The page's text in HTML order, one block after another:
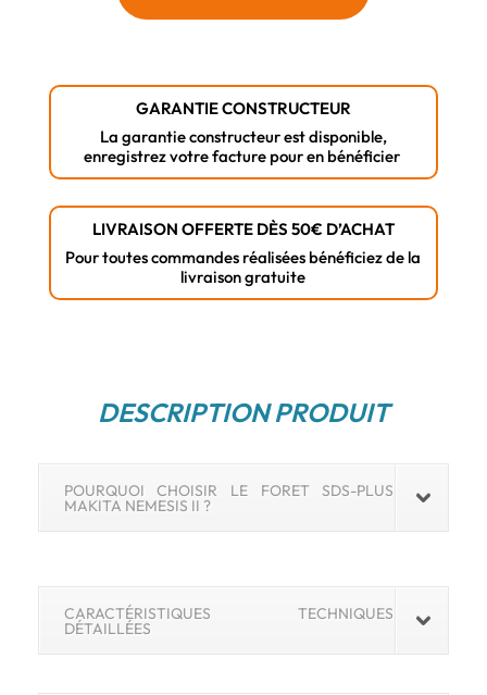
–
4
Taillants
x
165
mm
(Référence
GARANTIE CONSTRUCTEUR
La garantie constructeur est disponible,
enregistrez votre facture pour en bénéficier
LIVRAISON OFFERTE DÈS 50€ D’ACHAT
Pour toutes commandes réalisées bénéficiez de la
livraison gratuite
DESCRIPTION PRODUIT
POURQUOI CHOISIR LE FORET SDS-PLUS
MAKITA NEMESIS II ?
CARACTÉRISTIQUES TECHNIQUES
DÉTAILLÉES